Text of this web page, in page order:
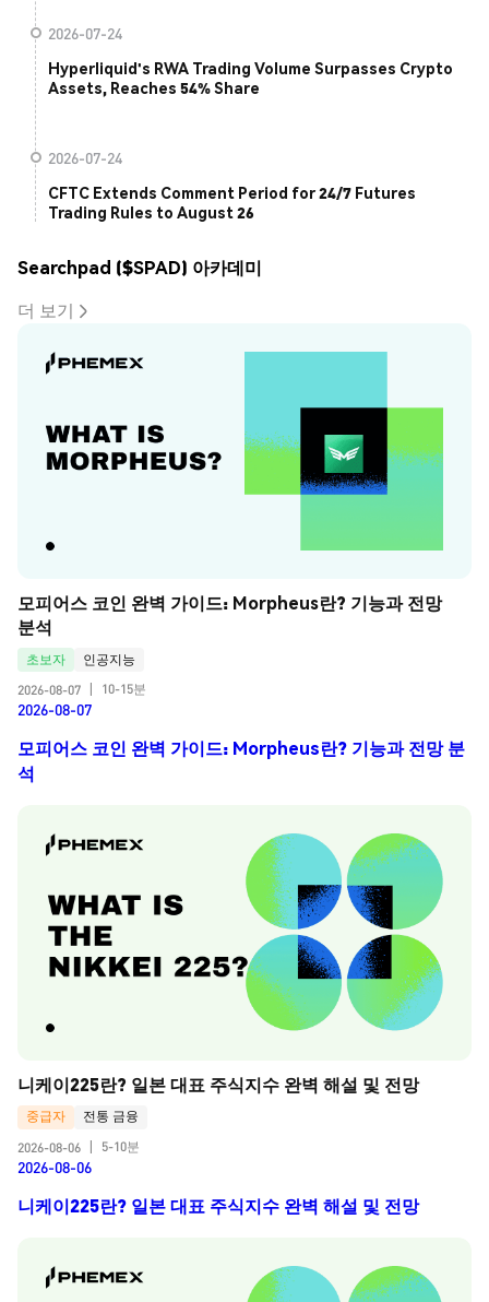
2026-07-24
Hyperliquid's RWA Trading Volume Surpasses Crypto
Assets, Reaches 54% Share
2026-07-24
CFTC Extends Comment Period for 24/7 Futures
Trading Rules to August 26
Searchpad ($SPAD) 아카데미
더 보기
모피어스 코인 완벽 가이드: Morpheus란? 기능과 전망
분석
초보자
인공지능
2026-08-07
10-15분
2026-08-07
모피어스 코인 완벽 가이드: Morpheus란? 기능과 전망 분
석
니케이225란? 일본 대표 주식지수 완벽 해설 및 전망
중급자
전통 금융
2026-08-06
5-10분
2026-08-06
니케이225란? 일본 대표 주식지수 완벽 해설 및 전망